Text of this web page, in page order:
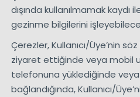
dışında kullanılmamak kaydı
gezinme bilgilerini
Çerezler, Kullanıcı/Üye’nin
ziyaret ettiğinde veya mobil
telefonuna yüklediğinde
bağlandığında, Kullanıcı/